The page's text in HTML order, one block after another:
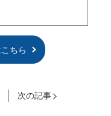
ちら
次の記事